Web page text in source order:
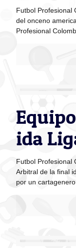
Futbol Profesional
del onceno
Profesional
ida
Futbol Profesional
Arbitral de la final
por un cartagenero